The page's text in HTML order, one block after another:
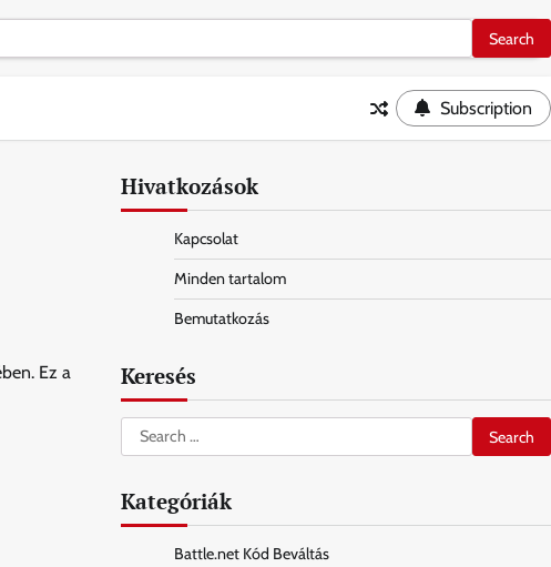
Subscription
Ez a
Hivatkozások
Kapcsolat
Minden tartalom
Bemutatkozás
Keresés
Search
for:
Kategóriák
Battle.net Kód Beváltás